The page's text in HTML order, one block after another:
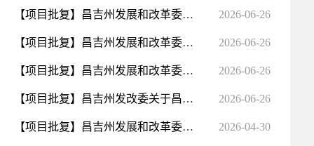
【项目批复】昌吉州发展和改革委员会关于昌吉州昌吉市2026年老旧小区改造（艺园明珠等16个小区）配套基础... 2026-06-26
【项目批复】昌吉州发展和改革委员会关于昌吉州吉木萨尔县2026年老旧小区改造（云海佳苑小区等片区）配套... 2026-06-26
【项目批复】昌吉州发展和改革委员会关于昌吉州玛纳斯县2026年老旧小区改造（水电巷小区等3个小区）配套... 2026-06-26
【项目批复】昌吉州发改委关于昌吉州奇台县水磨河路、横西五路等13条市政道路基础设施提升改造建设项目初... 2026-06-26
【项目批复】昌吉州发展和改革委员会关于新疆昌吉州木垒县2026年城市地下管网更新改造建设项目初步设计的... 2026-04-30